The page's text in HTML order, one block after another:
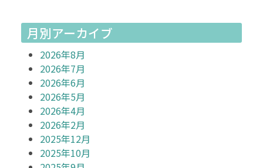
月別アーカイブ
2026年8月
2026年7月
2026年6月
2026年5月
2026年4月
2026年2月
2025年12月
2025年10月